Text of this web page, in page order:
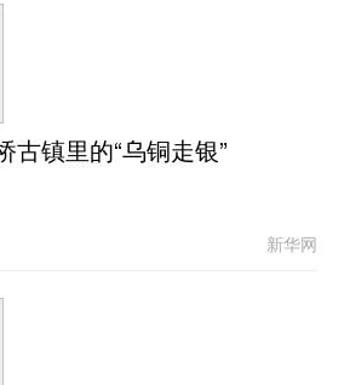
古镇里的“乌铜走银”
新华网